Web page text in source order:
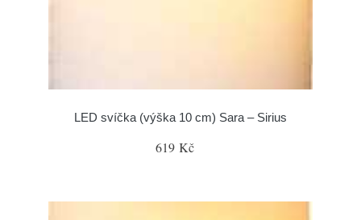
LED svíčka (výška 10 cm) Sara – Sirius
619 Kč